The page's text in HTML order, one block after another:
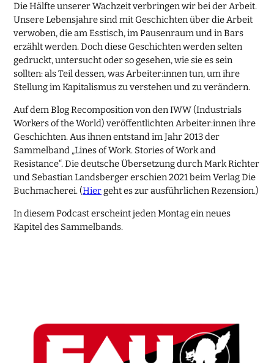
Die Hälfte unserer Wachzeit verbringen wir bei der Arbeit.
Unsere Lebensjahre sind mit Geschichten über die Arbeit
verwoben, die am Esstisch, im Pausenraum und in Bars
erzählt werden. Doch diese Geschichten werden selten
gedruckt, untersucht oder so gesehen, wie sie es sein
sollten: als Teil dessen, was Arbeiter:innen tun, um ihre
Stellung im Kapitalismus zu verstehen und zu verändern.
Auf dem Blog Recomposition von den IWW (Industrials
Workers of the World) veröffentlichten Arbeiter:innen ihre
Geschichten. Aus ihnen entstand im Jahr 2013 der
Sammelband „Lines of Work. Stories of Work and
Resistance“. Die deutsche Übersetzung durch Mark Richter
und Sebastian Landsberger erschien 2021 beim Verlag Die
Buchmacherei. (Hiergeht es zur ausführlichen Rezension.)
In diesem Podcast erscheint jeden Montag ein neues
Kapitel des Sammelbands.